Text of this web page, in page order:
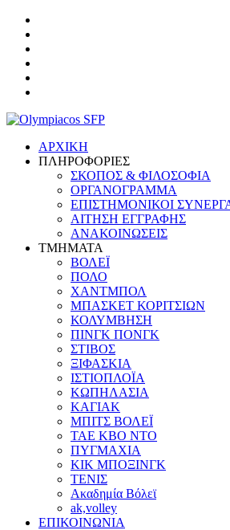
ΑΡΧΙΚΗ
ΠΛΗΡΟΦΟΡΙΕΣ
ΣΚΟΠΟΣ & ΦΙΛΟΣΟΦΙΑ
ΟΡΓΑΝΟΓΡΑΜΜΑ
ΕΠΙΣΤΗΜΟΝΙΚΟΙ
ΑΙΤΗΣΗ ΕΓΓΡΑΦΗΣ
ΑΝΑΚΟΙΝΩΣΕΙΣ
ΤΜΗΜΑΤΑ
ΒΟΛΕΪ
ΠΟΛΟ
ΧΑΝΤΜΠΟΛ
ΜΠΑΣΚΕΤ ΚΟΡΙΤΣΙΩΝ
ΚΟΛΥΜΒΗΣΗ
ΠΙΝΓΚ ΠΟΝΓΚ
ΣΤΙΒΟΣ
ΞΙΦΑΣΚΙΑ
ΙΣΤΙΟΠΛΟΪΑ
ΚΩΠΗΛΑΣΙΑ
ΚΑΓΙΑΚ
ΜΠΙΤΣ ΒΟΛΕΪ
ΤΑΕ ΚΒΟ ΝΤΟ
ΠΥΓΜΑΧΙΑ
ΚΙΚ ΜΠΟΞΙΝΓΚ
ΤΕΝΙΣ
Ακαδημία Βόλεϊ
ak,volley
ΕΠΙΚΟΙΝΩΝΙΑ